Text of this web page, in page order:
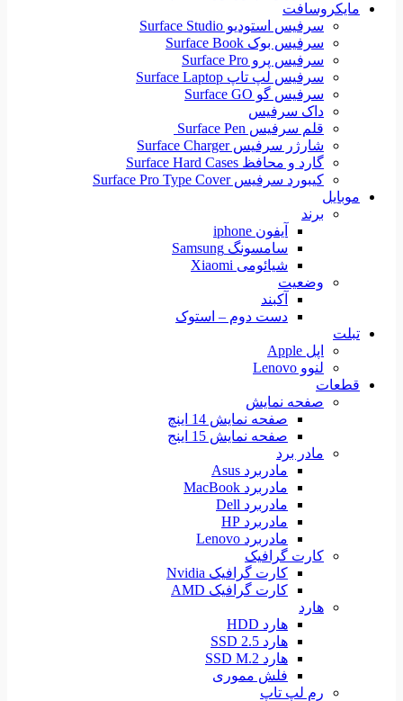
مایکروسافت
سرفیس استودیو Surface Studio
سرفیس بوک Surface Book
سرفیس پرو Surface Pro
سرفیس لپ تاپ Surface Laptop
سرفیس گو Surface GO
داک سرفیس
قلم سرفیس Surface Pen
شارژر سرفیس Surface Charger
گارد و محافظ Surface Hard Cases
کیبورد سرفیس Surface Pro Type Cover
موبایل
برند
آیفون iphone
سامسونگ Samsung
شیائومی Xiaomi
وضعیت
آکبند
دست دوم – استوک
تبلت
اپل Apple
لنوو Lenovo
قطعات
صفحه نمایش
صفحه نمایش 14 اینچ
صفحه نمایش 15 اینج
مادر برد
مادربرد Asus
مادربرد MacBook
مادربرد Dell
مادربرد HP
مادربرد Lenovo
کارت گرافیک
کارت گرافیک Nvidia
کارت گرافیک AMD
هارد
هارد HDD
هارد SSD 2.5
هارد SSD M.2
فلش مموری
رم لپ تاپ